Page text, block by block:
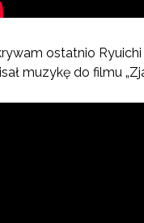
ostatnio
muzykę do filmu